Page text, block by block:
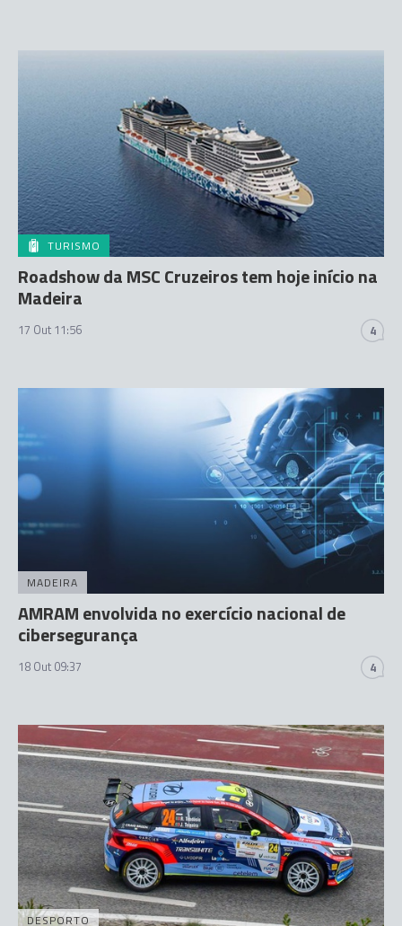
TURISMO
Roadshow da MSC Cruzeiros tem hoje início na
Madeira
17 Out 11:56 4
MADEIRA
AMRAM envolvida no exercício nacional de
cibersegurança
18 Out 09:37 4
DESPORTO